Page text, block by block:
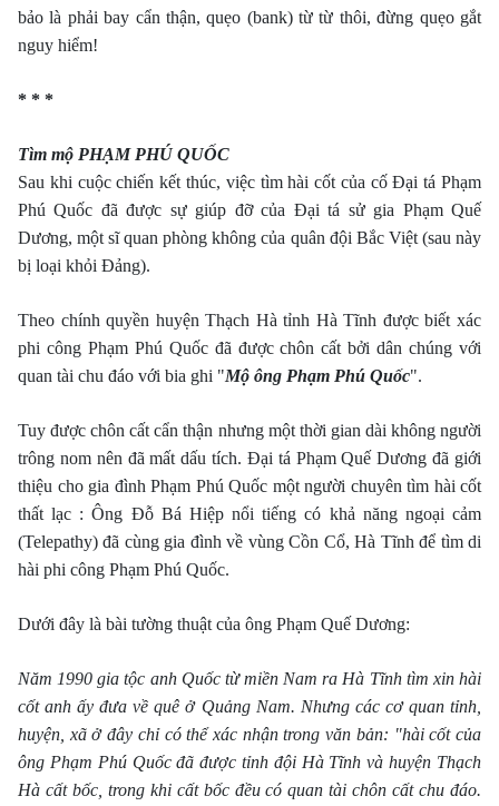
bảo là phải bay cẩn thận, quẹo (bank) từ từ thôi, đừng quẹo gắt
nguy hiểm!
* * *
Tìm mộ PHẠM PHÚ QUỐC
Sau khi cuộc chiến kết thúc, việc tìm hài cốt của cố Đại tá Phạm
Phú Quốc đã được sự giúp đỡ của Đại tá sử gia Phạm Quế
Dương, một sĩ quan phòng không của quân đội Bắc Việt (sau này
bị loại khỏi Đảng).
Theo chính quyền huyện Thạch Hà tỉnh Hà Tĩnh được biết xác
phi công Phạm Phú Quốc đã được chôn cất bởi dân chúng với
quan tài chu đáo với bia ghi "Mộ ông Phạm Phú Quốc".
Tuy được chôn cất cẩn thận nhưng một thời gian dài không người
trông nom nên đã mất dấu tích. Đại tá Phạm Quế Dương đã giới
thiệu cho gia đình Phạm Phú Quốc một người chuyên tìm hài cốt
thất lạc : Ông Đỗ Bá Hiệp nổi tiếng có khả năng ngoại cảm
(Telepathy) đã cùng gia đình về vùng Cồn Cổ, Hà Tĩnh để tìm di
hài phi công Phạm Phú Quốc.
Dưới đây là bài tường thuật của ông Phạm Quế Dương:
Năm 1990 gia tộc anh Quốc từ miền Nam ra Hà Tĩnh tìm xin hài
cốt anh ấy đưa về quê ở Quảng Nam. Nhưng các cơ quan tỉnh,
huyện, xã ở đây chỉ có thể xác nhận trong văn bản: "hài cốt của
ông Phạm Phú Quốc đã được tỉnh đội Hà Tĩnh và huyện Thạch
Hà cất bốc, trong khi cất bốc đều có quan tài chôn cất chu đáo.